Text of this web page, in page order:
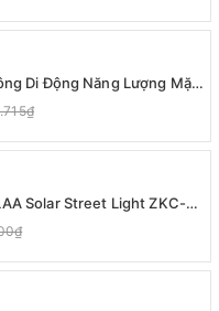
Di Động Năng Lượng Mặt
Solar Street Light ZKC-
One